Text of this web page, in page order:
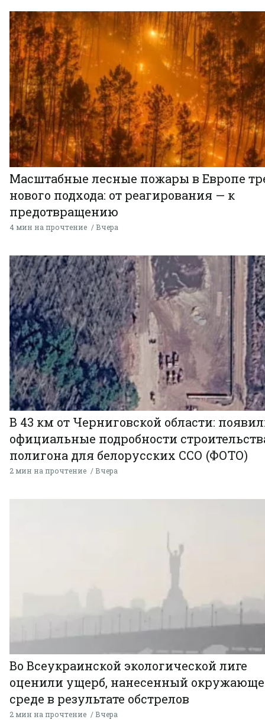
Масштабные лесные пожары в Европе
нового подхода: от реагирования — к
предотвращению
4 мин на прочтение Вчера
В 43 км от Черниговской области:
официальные подробности
полигона для белорусских ССО (ФОТО)
2 мин на прочтение Вчера
Во Всеукраинской экологической лиге
оценили ущерб, нанесенный
среде в результате обстрелов
2 мин на прочтение Вчера